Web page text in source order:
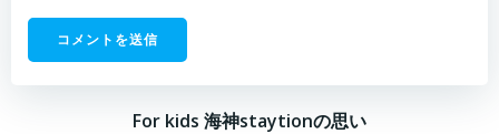
For kids 海神staytionの思い